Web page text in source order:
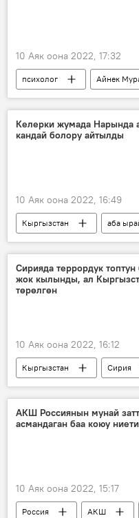
10 Аяк оона 2022, 17:32
психолог Айнек
баалоо
ата-эне
Келерки жумада Нарында
кандай болору айтылды
10 Аяк оона 2022, 16:49
Кыргызстан аба
божомол
Сирияда террордук
жок кылынды, ал
төрөлгөн
10 Аяк оона 2022, 16:12
Кыргызстан Сирия
террорчулук
жок
АКШ Россиянын мунай
асмандаган баа коюу
10 Аяк оона 2022, 15:17
Россия АКШ